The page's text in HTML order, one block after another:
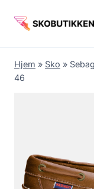
Hjem » Sko »
46